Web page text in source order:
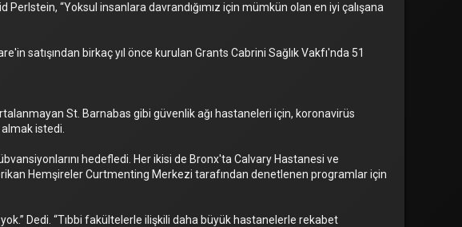
“Yoksul insanlara davrandığımız için mümkün olan en iyi çalışana
satışından birkaç yıl önce kurulan Grants Cabrini Sağlık Vakfı'nda 51
St. Barnabas gibi güvenlik ağı hastaneleri için, koronavirüs
almak istedi.
hedefledi. Her ikisi de Bronx'ta Calvary Hastanesi ve
Hemşireler Curtmenting Merkezi tarafından denetlenen programlar için
Dedi. “Tıbbi fakültelerle ilişkili daha büyük hastanelerle rekabet